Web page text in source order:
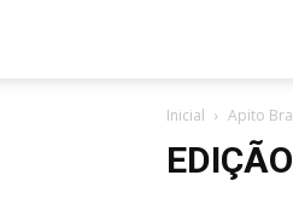
Inicial Apito